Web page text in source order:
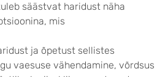
säästvat haridust näha
mis
ja õpetust sellistes
vaesuse vähendamine, võrdsus